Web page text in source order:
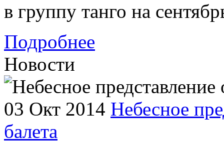
в группу танго на
Подробнее
Новости
03 Окт 2014 Небесное
балета